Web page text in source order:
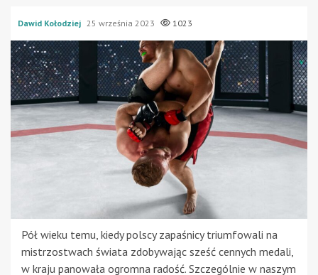
Dawid Kołodziej 25 września 2023 1023
Pół wieku temu, kiedy polscy zapaśnicy triumfowali na
mistrzostwach świata zdobywając sześć cennych medali,
w kraju panowała ogromna radość. Szczególnie w naszym